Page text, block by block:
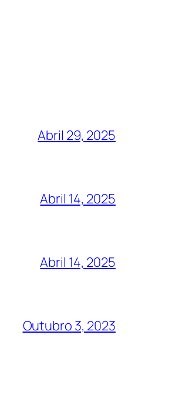
Abril 29, 2025
Abril 14, 2025
Abril 14, 2025
Outubro 3, 2023